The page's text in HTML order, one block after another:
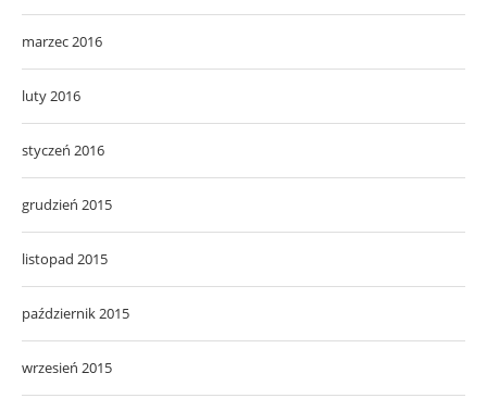
marzec 2016
luty 2016
styczeń 2016
grudzień 2015
listopad 2015
październik 2015
wrzesień 2015